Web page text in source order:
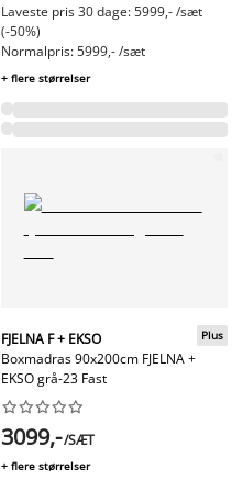
Laveste pris 30 dage: 5999,- /sæt
(-50%)
Normalpris: 5999,- /sæt
+ flere størrelser
FJELNA F + EKSO
Boxmadras 90x200cm FJELNA +
EKSO grå-23 Fast
Plus






3099,-/SÆT
+ flere størrelser